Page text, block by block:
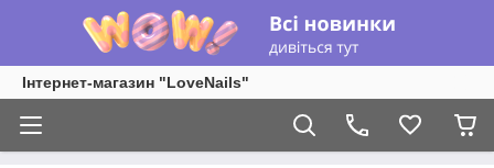
Інтернет-магазин "LoveNails"